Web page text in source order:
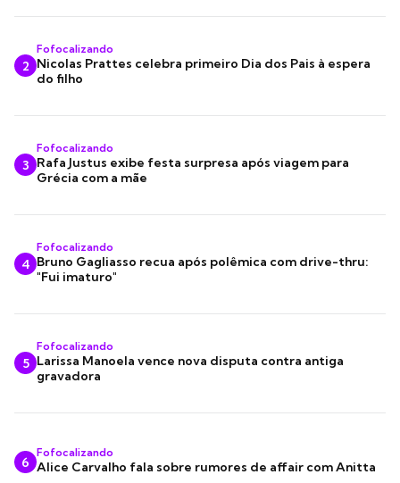
2
Fofocalizando
Nicolas Prattes celebra primeiro Dia dos Pais à espera
do filho
3
Fofocalizando
Rafa Justus exibe festa surpresa após viagem para
Grécia com a mãe
4
Fofocalizando
Bruno Gagliasso recua após polêmica com drive-thru:
"Fui imaturo"
5
Fofocalizando
Larissa Manoela vence nova disputa contra antiga
gravadora
6
Fofocalizando
Alice Carvalho fala sobre rumores de affair com Anitta